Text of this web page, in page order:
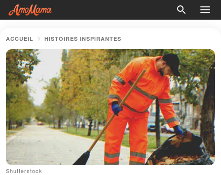
ACCUEIL HISTOIRES INSPIRANTES
Shutterstock